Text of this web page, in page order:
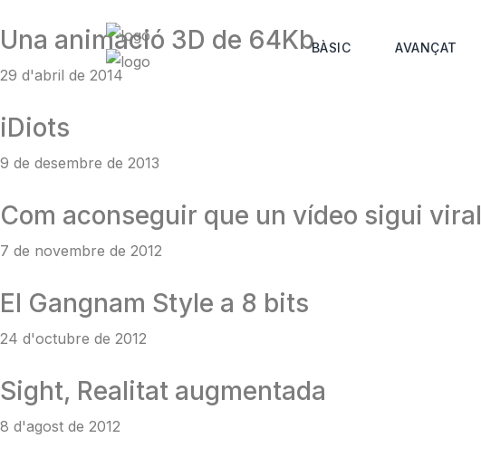
to
BÀSIC AVANÇAT
Una animació 3D de 64Kb
29 d'abril de 2014
iDiots
9 de desembre de 2013
Com aconseguir que un vídeo sigui viral
7 de novembre de 2012
El Gangnam Style a 8 bits
24 d'octubre de 2012
Sight, Realitat augmentada
8 d'agost de 2012